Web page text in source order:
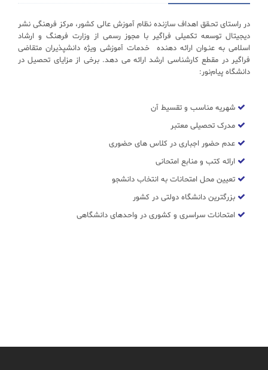
در راستای تحـقق اهداف سازنده نظام آموزش عالی کشور، مرکز فرهنگی نشر
دیجیتال توسعه تکمیلی فراگیر با مجوز رسمی از وزارت فرهنگ و ارشاد
اسلامی به عنـوان ارائه دهنده خدمات آموزشی ویژه دانشپذیران متقاضی
فراگیر در مقطع کارشناسی ارشد ارائه می دهد. برخی از مزایای تحصیل در
دانشگاه پیام‌نور:
شهریه مناسب و تقسیط آن
مدرک تحصیلی معتبر
عدم حضور اجباری در کلاس های حضوری
ارائه کتب و منابع امتحانی
تعیین محل امتحانات به انتخاب دانشجو
بزرگترین دانشگاه دولتی در کشور
امتحانات سراسری و کشوری در واحدهای دانشگاهی